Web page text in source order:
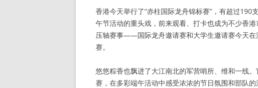
香港今天举行了“赤柱国际龙舟锦标赛”，有超过
午节活动的重头戏，前来观看、打卡也成为不少香
压轴赛事——国际龙舟邀请赛和大学生邀请赛今天
赛。
悠悠粽香也飘进了大江南北的军营哨所、维和一线
赛，在多彩端午活动中感受浓浓的节日氛围和部队的